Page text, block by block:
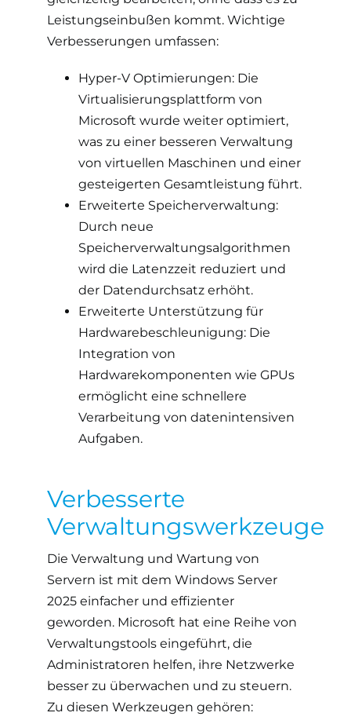
Leistungseinbußen kommt. Wichtige
Verbesserungen umfassen:
Hyper-V Optimierungen: Die
Virtualisierungsplattform von
Microsoft wurde weiter optimiert,
was zu einer besseren Verwaltung
von virtuellen Maschinen und einer
gesteigerten Gesamtleistung führt.
Erweiterte Speicherverwaltung:
Durch neue
Speicherverwaltungsalgorithmen
wird die Latenzzeit reduziert und
der Datendurchsatz erhöht.
Erweiterte Unterstützung für
Hardwarebeschleunigung: Die
Integration von
Hardwarekomponenten wie GPUs
ermöglicht eine schnellere
Verarbeitung von datenintensiven
Aufgaben.
Verbesserte
Verwaltungswerkzeuge
Die Verwaltung und Wartung von
Servern ist mit dem Windows Server
2025 einfacher und effizienter
geworden. Microsoft hat eine Reihe von
Verwaltungstools eingeführt, die
Administratoren helfen, ihre Netzwerke
besser zu überwachen und zu steuern.
Zu diesen Werkzeugen gehören: